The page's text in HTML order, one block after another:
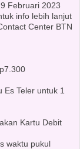
Februari 2023
info lebih lanjut
Center BTN
Teler untuk 1
Kartu Debit
waktu pukul